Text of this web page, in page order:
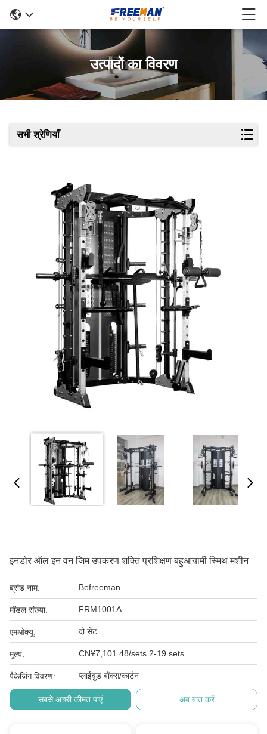
उत्पादों का विवरण
सभी श्रेणियाँ
इनडोर ऑल इन वन जिम उपकरण शक्ति प्रशिक्षण बहुआयामी स्मिथ मशीन
ब्रांड नाम: Befreeman
मॉडल संख्या: FRM1001A
एमओक्यू: दो सेट
मूल्य: CN¥7,101.48/sets 2-19 sets
पैकेजिंग विवरण: प्लाईवुड बॉक्स/कार्टन
सबसे अच्छी कीमत पाएं अब बात करें